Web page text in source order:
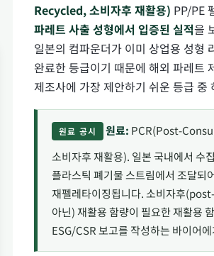
Recycled, 소비자후 재활용) PP/PE
파레트 사출 성형에서 입증된 실적을
일본의 컴파운더가 이미 상업용 성형
완료한 등급이기 때문에 해외 파레트
제조사에 가장 제안하기 쉬운 등급 중
원료 공시 원료: PCR(Post-
소비자후 재활용). 일본 국내에서 수
플라스틱 폐기물 스트림에서 조달되
재펠레타이징됩니다. 소비자후
아닌) 재활용 함량이 필요한 재활용
ESG/CSR 보고를 작성하는 바이어